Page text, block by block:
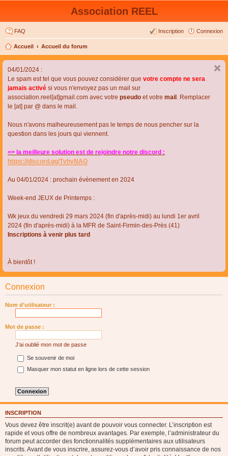
Association REEL
FAQ Connexion
Inscription
Accueil Accueil du forum
04/01/2024 :
Le spam est tel que vous pouvez considérer que votre compte ne sera
jamais activé si vous n'envoyez pas un mail sur
association.reel[at]gmail.com avec votre pseudo et votre mail . Remplacer
le [at] par @ dans le mail.
Nous n'avons malheureusement pas le temps de nous pencher sur la
question dans les jours qui viennent.
=> la meilleure solution est de rejoindre notre discord :
https://discord.gg/TvhyNAQ
Au 04/01/2024 : prochain évènement en 2024
Week-end JEUX de Printemps :
Wk jeux du vendredi 29 mars 2024 (fin d'après-midi) au lundi 1er avril
2024 (fin d'après-midi) à la MFR de Saint-Firmin-des-Près (41)
Inscriptions à venir plus tard
À bientôt !
Connexion
Nom d’utilisateur :
Mot de passe :
J’ai oublié mon mot de passe
Se souvenir de moi
Masquer mon statut en ligne lors de cette session
INSCRIPTION
Vous devez être inscrit(e) avant de pouvoir vous connecter. L’inscription est
rapide et vous offre de nombreux avantages. Par exemple, l’administrateur du
forum peut accorder des fonctionnalités supplémentaires aux utilisateurs
inscrits. Avant de vous inscrire, assurez-vous d’avoir pris connaissance de nos